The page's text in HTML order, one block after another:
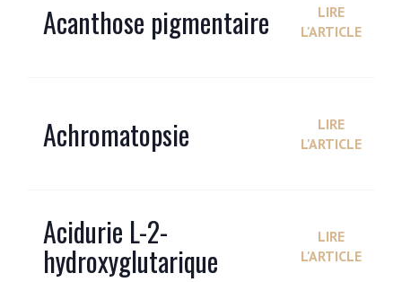
Acanthose pigmentaire
LIRE
L'ARTICLE
Achromatopsie
LIRE
L'ARTICLE
Acidurie L-2-
hydroxyglutarique
LIRE
L'ARTICLE